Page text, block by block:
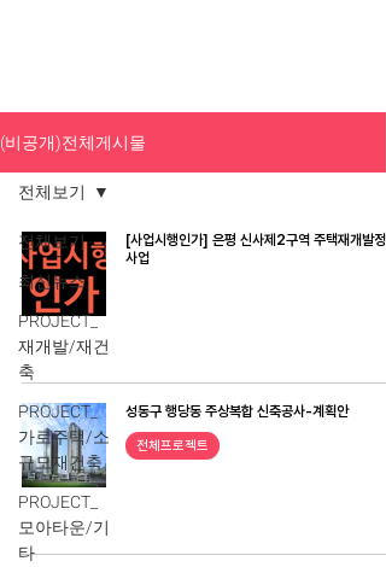
(비공개)전체게시물
전체보기
최신뉴스
PROJECT_
재개발/재건
축
PROJECT_
가로주택/소
규모재건축
PROJECT_
모아타운/기
타
전체보기
[사업시행인가] 은평 신사제2구역 주택재개발정
사업
성동구 행당동 주상복합 신축공사-계획안
전체프로젝트